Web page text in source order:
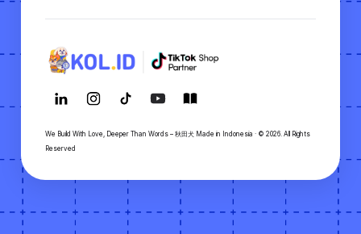
We Build With Love, Deeper Than Words – 秋田犬 Made in Indonesia · © 2026. All Rights
Reserved